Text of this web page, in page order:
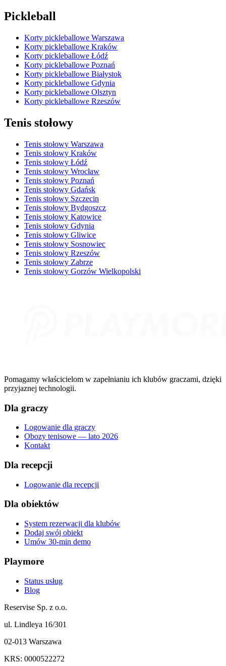
Pickleball
Korty pickleballowe Warszawa
Korty pickleballowe Kraków
Korty pickleballowe Łódź
Korty pickleballowe Poznań
Korty pickleballowe Białystok
Korty pickleballowe Gdynia
Korty pickleballowe Olsztyn
Korty pickleballowe Rzeszów
Tenis stołowy
Tenis stołowy Warszawa
Tenis stołowy Kraków
Tenis stołowy Łódź
Tenis stołowy Wrocław
Tenis stołowy Poznań
Tenis stołowy Gdańsk
Tenis stołowy Szczecin
Tenis stołowy Bydgoszcz
Tenis stołowy Katowice
Tenis stołowy Gdynia
Tenis stołowy Gliwice
Tenis stołowy Sosnowiec
Tenis stołowy Rzeszów
Tenis stołowy Zabrze
Tenis stołowy Gorzów Wielkopolski
Pomagamy właścicielom w zapełnianiu ich klubów graczami, dzięki
przyjaznej technologii.
Dla graczy
Logowanie dla graczy
Obozy tenisowe — lato 2026
Kontakt
Dla recepcji
Logowanie dla recepcji
Dla obiektów
System rezerwacji dla klubów
Dodaj swój obiekt
Umów 30-min demo
Playmore
Status usług
Blog
Reservise Sp. z o.o.
ul. Lindleya 16/301
02-013 Warszawa
KRS: 0000522272